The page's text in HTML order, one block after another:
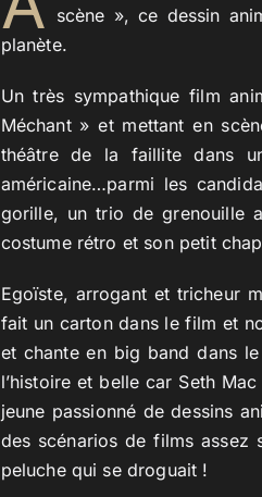
scène », ce dessin
planète.
Un très sympathique film
Méchant » et mettant en
théâtre de la faillite dans
américaine…parmi les
gorille, un trio de grenouille
costume rétro et son petit
Egoïste, arrogant et tricheur
fait un carton dans le film et
et chante en big band dans
l’histoire et belle car Seth
jeune passionné de dessins
des scénarios de films assez
peluche qui se droguait !